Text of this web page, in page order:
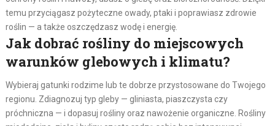
temu przyciągasz pożyteczne owady, ptaki i poprawiasz zdrowie
roślin — a także oszczędzasz wodę i energię.
Jak dobrać rośliny do miejscowych
warunków glebowych i klimatu?
Wybieraj gatunki rodzime lub te dobrze przystosowane do Twojego
regionu. Zdiagnozuj typ gleby — gliniasta, piaszczysta czy
próchniczna — i dopasuj rośliny oraz nawożenie organiczne. Rośliny